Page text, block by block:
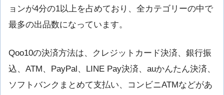
ョンが4分の1以上を占めており、全カテゴリーの中で
最多の出品数になっています。
Qoo10の決済方法は、クレジットカード決済、銀行振
込、ATM、PayPal、LINE Pay決済、auかんたん決済、
ソフトバンクまとめて支払い、コンビニATMなどがあ